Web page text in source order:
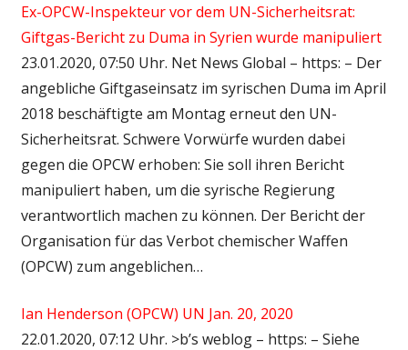
Ex-OPCW-Inspekteur vor dem UN-Sicherheitsrat:
Giftgas-Bericht zu Duma in Syrien wurde manipuliert
23.01.2020, 07:50 Uhr. Net News Global – https: – Der
angebliche Giftgaseinsatz im syrischen Duma im April
2018 beschäftigte am Montag erneut den UN-
Sicherheitsrat. Schwere Vorwürfe wurden dabei
gegen die OPCW erhoben: Sie soll ihren Bericht
manipuliert haben, um die syrische Regierung
verantwortlich machen zu können. Der Bericht der
Organisation für das Verbot chemischer Waffen
(OPCW) zum angeblichen…
Ian Henderson (OPCW) UN Jan. 20, 2020
22.01.2020, 07:12 Uhr. >b’s weblog – https: – Siehe